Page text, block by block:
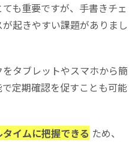
も重要ですが、手書きチェ
起きやすい課題がありまし
タブレットやスマホから簡
定期確認を促すことも可能
イムに把握できる ため、